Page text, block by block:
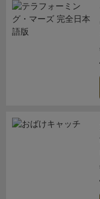
ものです。
ましたが
き、サー
気がします
エリア２
柔軟に対
ゲームとし
で戦略を
そう
で、日本